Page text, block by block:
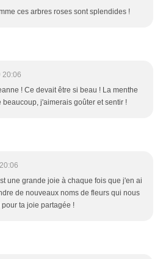
ces arbres roses sont splendides !
20:06
! Ce devait être si beau ! La menthe
beaucoup, j'aimerais goûter et sentir !
une grande joie à chaque fois que j'en ai
de nouveaux noms de fleurs qui nous
ta joie partagée !